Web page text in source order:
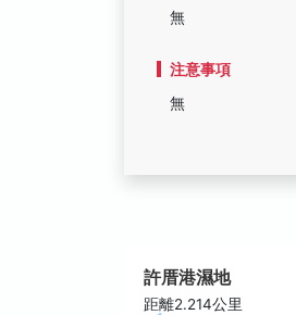
無
注意事項
無
許厝港濕地
距離2.214公里